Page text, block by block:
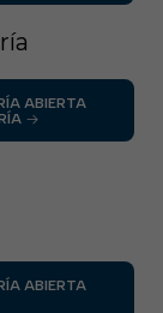
ABIERTA
ABIERTA